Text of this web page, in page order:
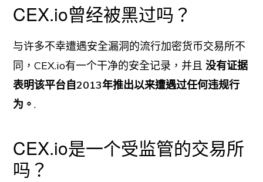
CEX.io曾经被黑过吗？
与许多不幸遭遇安全漏洞的流行加密货币交易所不
同，CEX.io有一个干净的安全记录，并且没有证据
表明该平台自2013年推出以来遭遇过任何违规行
为。.
CEX.io是一个受监管的交易所
吗？